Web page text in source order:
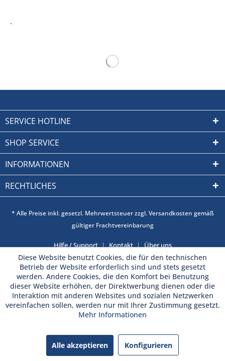
.
SERVICE HOTLINE
SHOP SERVICE
INFORMATIONEN
RECHTLICHES
* Alle Preise inkl. gesetzl. Mehrwertsteuer zzgl. Versandkosten gemäß
gültiger Frachtvereinbarung
Hilfe / Support Kontakt Über uns
Diese Website benutzt Cookies, die für den technischen
Betrieb der Website erforderlich sind und stets gesetzt
werden. Andere Cookies, die den Komfort bei Benutzung
dieser Website erhöhen, der Direktwerbung dienen oder die
Interaktion mit anderen Websites und sozialen Netzwerken
vereinfachen sollen, werden nur mit Ihrer Zustimmung gesetzt.
Mehr Informationen
Alle akzeptieren Konfigurieren